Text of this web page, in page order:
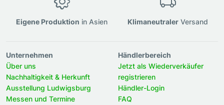
Eigene Produktion in Asien Klimaneutraler Versand
Unternehmen
Über uns
Nachhaltigkeit & Herkunft
Ausstellung Ludwigsburg
Messen und Termine
Händlerbereich
Jetzt als Wiederverkäufer
registrieren
Händler-Login
FAQ